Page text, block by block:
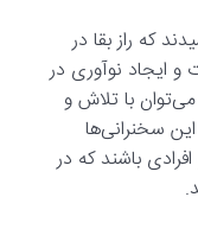
که راز بقا در
و ایجاد نوآوری در
با تلاش و
سخنرانی‌ها
باشند که در